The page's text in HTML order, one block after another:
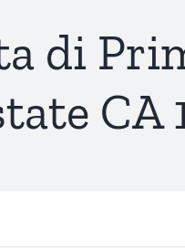
di
CA